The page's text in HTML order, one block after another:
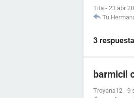
Tita - 23 abr
Tu
3
barmicil
Troyana12 - 9